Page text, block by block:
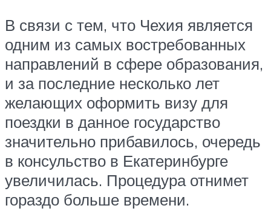
В связи с тем, что Чехия является
одним из самых востребованных
направлений в сфере образования,
и за последние несколько лет
желающих оформить визу для
поездки в данное государство
значительно прибавилось, очередь
в консульство в Екатеринбурге
увеличилась. Процедура отнимет
гораздо больше времени.